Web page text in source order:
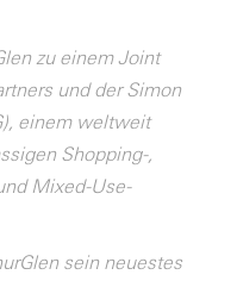
zu einem Joint
und der Simon
einem weltweit
Shopping-,
Mixed-Use-
sein neuestes